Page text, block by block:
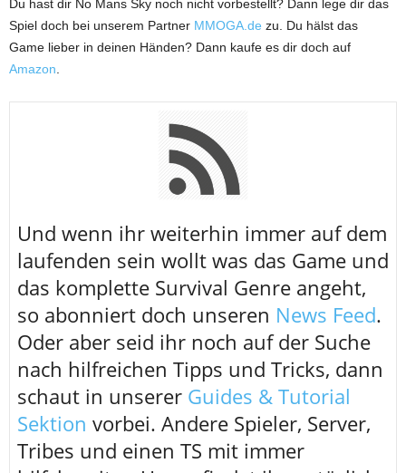
Du hast dir No Mans Sky noch nicht vorbestellt? Dann lege dir das
Spiel doch bei unserem Partner MMOGA.de zu. Du hälst das
Game lieber in deinen Händen? Dann kaufe es dir doch auf
Amazon.
Und wenn ihr weiterhin immer auf dem
laufenden sein wollt was das Game und
das komplette Survival Genre angeht,
so abonniert doch unseren News Feed.
Oder aber seid ihr noch auf der Suche
nach hilfreichen Tipps und Tricks, dann
schaut in unserer Guides & Tutorial
Sektion vorbei. Andere Spieler, Server,
Tribes und einen TS mit immer